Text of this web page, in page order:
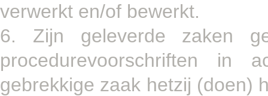
verwerkt en/of bewerkt.
6. Zijn geleverde zaken
procedurevoorschriften
gebrekkige zaak hetzij (doen)